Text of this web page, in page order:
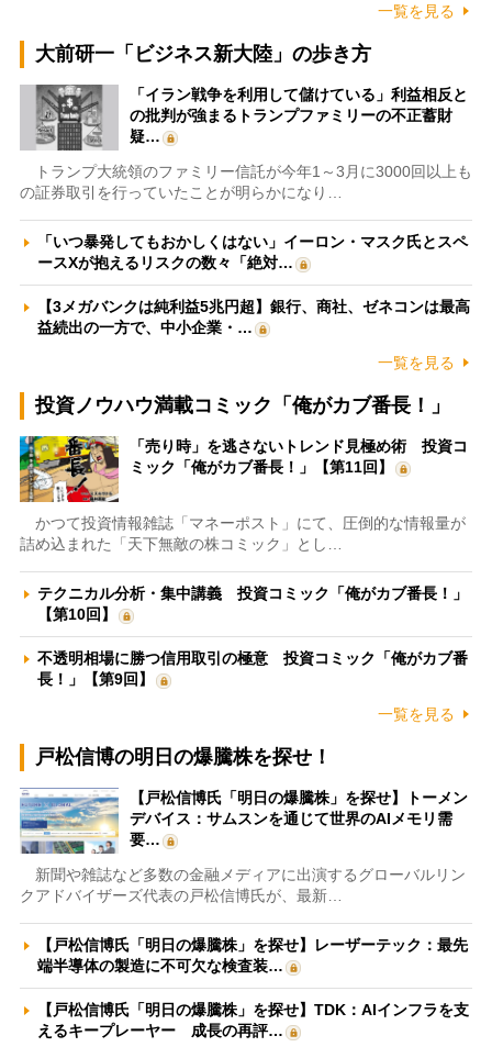
一覧を見る
大前研一「ビジネス新大陸」の歩き方
「イラン戦争を利用して儲けている」利益相反と
の批判が強まるトランプファミリーの不正蓄財
疑…
トランプ大統領のファミリー信託が今年1～3月に3000回以上も
の証券取引を行っていたことが明らかになり…
「いつ暴発してもおかしくはない」イーロン・マスク氏とスペ
ースXが抱えるリスクの数々「絶対…
【3メガバンクは純利益5兆円超】銀行、商社、ゼネコンは最高
益続出の一方で、中小企業・…
一覧を見る
投資ノウハウ満載コミック「俺がカブ番長！」
「売り時」を逃さないトレンド見極め術 投資コ
ミック「俺がカブ番長！」【第11回】
かつて投資情報雑誌「マネーポスト」にて、圧倒的な情報量が
詰め込まれた「天下無敵の株コミック」とし…
テクニカル分析・集中講義 投資コミック「俺がカブ番長！」
【第10回】
不透明相場に勝つ信用取引の極意 投資コミック「俺がカブ番
長！」【第9回】
一覧を見る
戸松信博の明日の爆騰株を探せ！
【戸松信博氏「明日の爆騰株」を探せ】トーメン
デバイス：サムスンを通じて世界のAIメモリ需
要…
新聞や雑誌など多数の金融メディアに出演するグローバルリン
クアドバイザーズ代表の戸松信博氏が、最新…
【戸松信博氏「明日の爆騰株」を探せ】レーザーテック：最先
端半導体の製造に不可欠な検査装…
【戸松信博氏「明日の爆騰株」を探せ】TDK：AIインフラを支
えるキープレーヤー 成長の再評…